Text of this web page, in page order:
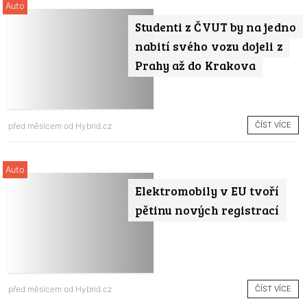
Studenti z ČVUT by na jedno
nabití svého vozu dojeli z
Prahy až do Krakova
Auto
před měsícem od Hybrid.cz ČÍST VÍCE
Elektromobily v EU tvoří
pětinu nových registrací
Auto
před měsícem od Hybrid.cz ČÍST VÍCE